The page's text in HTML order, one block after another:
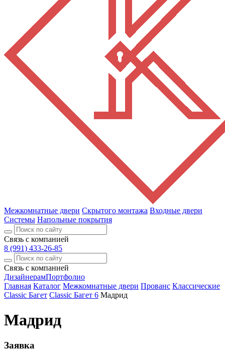
Межкомнатные двери Скрытого монтажа Входные двери
Системы Напольные покрытия
Связь с компанией
8 (991) 433-26-85
Связь с компанией
ДизайнерамПортфолио
Главная Каталог Межкомнатные двери Прованс Классические
Classic Багет Classic Багет 6 Мадрид
Мадрид
Заявка